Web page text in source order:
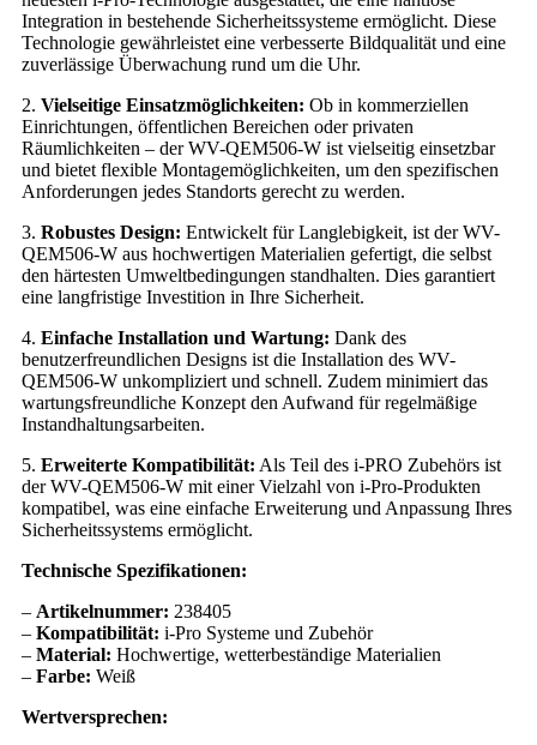
Integration in bestehende Sicherheitssysteme ermöglicht. Diese
Technologie gewährleistet eine verbesserte Bildqualität und eine
zuverlässige Überwachung rund um die Uhr.
2. Vielseitige Einsatzmöglichkeiten: Ob in kommerziellen
Einrichtungen, öffentlichen Bereichen oder privaten
Räumlichkeiten – der WV-QEM506-W ist vielseitig einsetzbar
und bietet flexible Montagemöglichkeiten, um den spezifischen
Anforderungen jedes Standorts gerecht zu werden.
3. Robustes Design: Entwickelt für Langlebigkeit, ist der WV-
QEM506-W aus hochwertigen Materialien gefertigt, die selbst
den härtesten Umweltbedingungen standhalten. Dies garantiert
eine langfristige Investition in Ihre Sicherheit.
4. Einfache Installation und Wartung: Dank des
benutzerfreundlichen Designs ist die Installation des WV-
QEM506-W unkompliziert und schnell. Zudem minimiert das
wartungsfreundliche Konzept den Aufwand für regelmäßige
Instandhaltungsarbeiten.
5. Erweiterte Kompatibilität: Als Teil des i-PRO Zubehörs ist
der WV-QEM506-W mit einer Vielzahl von i-Pro-Produkten
kompatibel, was eine einfache Erweiterung und Anpassung Ihres
Sicherheitssystems ermöglicht.
Technische Spezifikationen:
– Artikelnummer: 238405
– Kompatibilität: i-Pro Systeme und Zubehör
– Material: Hochwertige, wetterbeständige Materialien
– Farbe: Weiß
Wertversprechen: